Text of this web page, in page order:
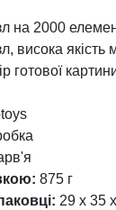
на 2000
висока якість
готової
875 г
29 x 35